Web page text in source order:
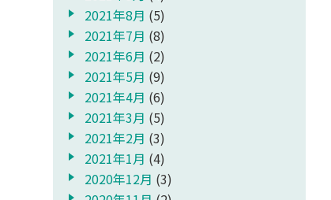
2021年8月 (5)
2021年7月 (8)
2021年6月 (2)
2021年5月 (9)
2021年4月 (6)
2021年3月 (5)
2021年2月 (3)
2021年1月 (4)
2020年12月 (3)